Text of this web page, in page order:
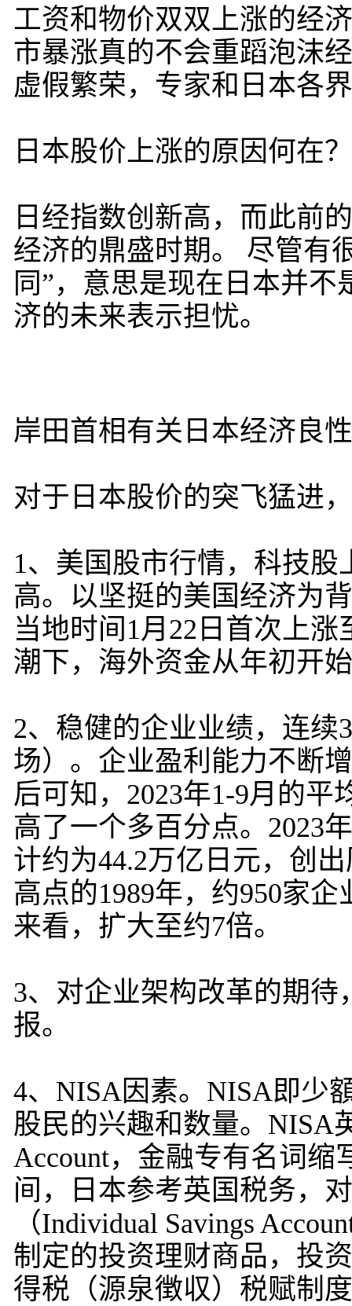
工资和物价双双上涨的经
市暴涨真的不会重蹈泡沫
虚假繁荣，专家和日本各
日本股价上涨的原因何在？
日经指数创新高，而此前
经济的鼎盛时期。 尽管有
同”，意思是现在日本并
济的未来表示担忧。
岸田首相有关日本经济良
对于日本股价的突飞猛进
1、美国股市行情，科技
高。以坚挺的美国经济为
当地时间1月22日首次上
潮下，海外资金从年初开
2、稳健的企业业绩，连
场）。企业盈利能力不断
后可知，2023年1-9月的平
高了一个多百分点。2023
计约为44.2万亿日元，创
高点的1989年，约950家
来看，扩大至约7倍。
3、对企业架构改革的期
报。
4、NISA因素。NISA即少
股民的兴趣和数量。NISA
Account，金融专有名词缩
间，日本参考英国税务，
（Individual Savings
制定的投资理财商品，投
得税（源泉徴収）税赋制